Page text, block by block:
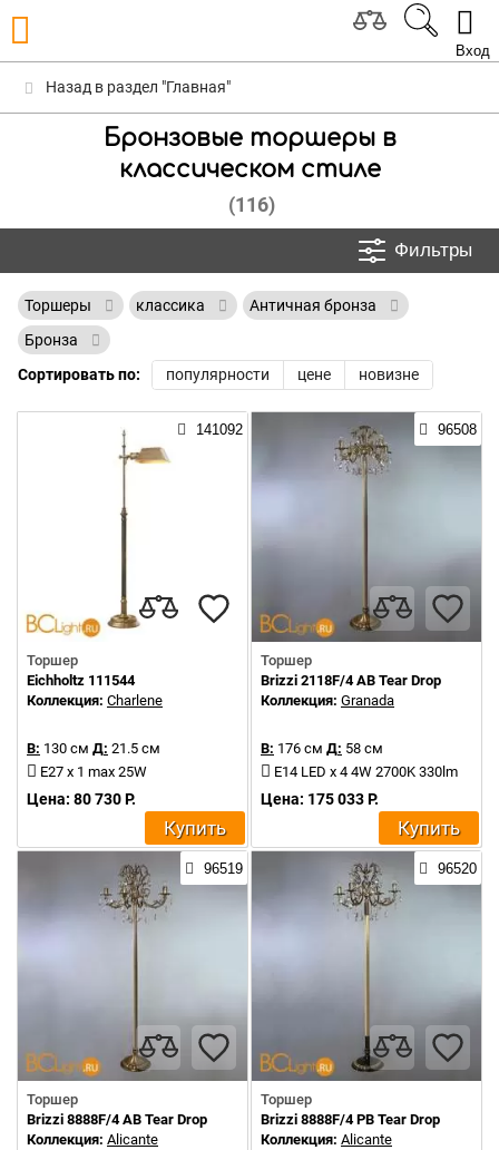
Вход
Назад в раздел "Главная"
Бронзовые торшеры в
классическом стиле
(116)
Фильтры
Торшеры классика
Античная бронза
Бронза
Сортировать по:
популярности цене новизне
141092
Торшер
Eichholtz 111544
Коллекция: Charlene
В: 130 см Д: 21.5 см
E27 x 1 max 25W
Цена: 80 730 Р.
Купить
96508
Торшер
Brizzi 2118F/4 AB Tear Drop
Коллекция: Granada
В: 176 см Д: 58 см
E14 LED x 4 4W 2700K 330lm
Цена: 175 033 Р.
Купить
96519
Торшер
Brizzi 8888F/4 AB Tear Drop
Коллекция: Alicante
96520
Торшер
Brizzi 8888F/4 PB Tear Drop
Коллекция: Alicante